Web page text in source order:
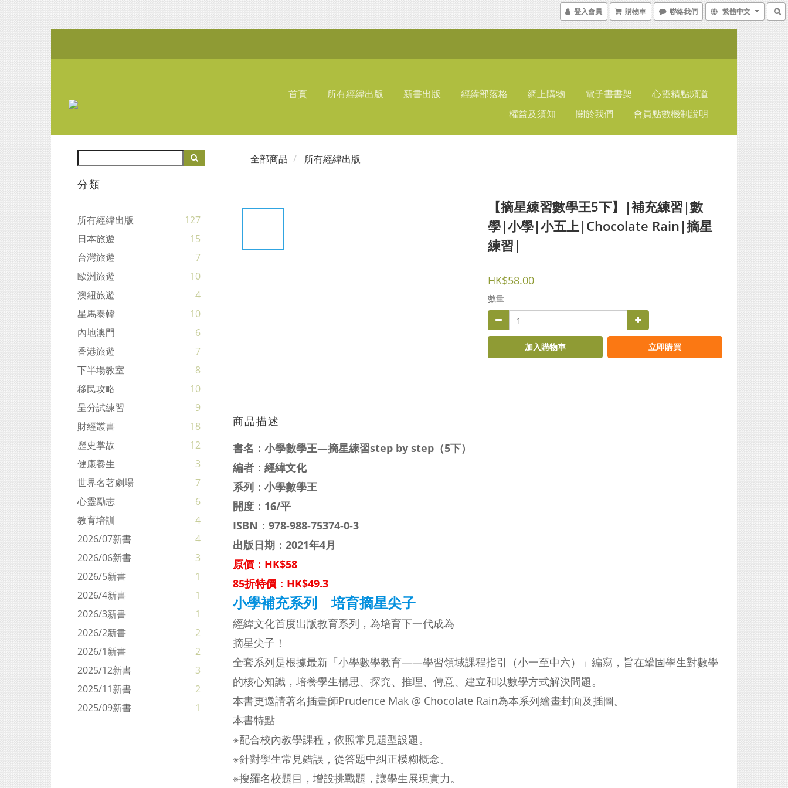
登入會員 購物車 聯絡我們 繁體中文
首頁 所有經緯出版 新書出版 經緯部落格 網上購物 電子書書架
心靈精點頻道
權益及須知
關於我們 會員點數機制說明
分類
所有經緯出版
127
日本旅遊
15
台灣旅遊
7
歐洲旅遊
10
澳紐旅遊
4
星馬泰韓
10
內地澳門
6
香港旅遊
7
下半場教室
8
移民攻略
10
呈分試練習
9
財經叢書
18
歷史掌故
12
健康養生
3
世界名著劇場
7
心靈勵志
6
教育培訓
4
2026/07新書
4
2026/06新書
3
2026/5新書
1
2026/4新書
1
2026/3新書
1
2026/2新書
2
2026/1新書
2
2025/12新書
3
2025/11新書
2
2025/09新書
1
全部商品 所有經緯出版
【摘星練習數學王5下】|補充練習|數
學|小學|小五上|Chocolate Rain|摘星
練習|
HK$58.00
數量
加入購物車 立即購買
商品描述
書名： 小學數學王—摘星練習step by step（5下）
編者：經緯文化
系列： 小學數學王
開度：16/平
ISBN： 978-988-75374-0-3
出版日期：2021年4月
原價：HK$58
85折特價：HK$49.3
小學補充系列 培育摘星尖子
經緯文化首度出版教育系列，為培育下一代成為
摘星尖子！
全套系列是根據最新「小學數學教育——學習領域課程指引（小一至中六）」編寫，旨在鞏固學生對數學
的核心知識，培養學生構思、探究、推理、傳意、建立和以數學方式解決問題。
本書更邀請著名插畫師Prudence Mak @ Chocolate Rain為本系列繪畫封面及插圖。
本書特點
※配合校內教學課程，依照常見題型設題。
※針對學生常見錯誤，從答題中糾正模糊概念。
※搜羅名校題目，增設挑戰題，讓學生展現實力。